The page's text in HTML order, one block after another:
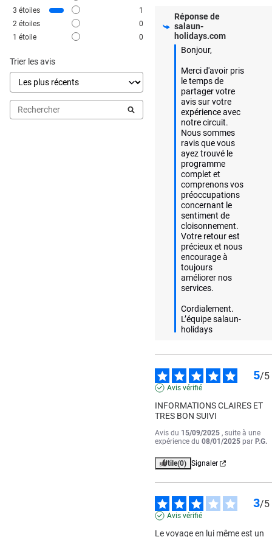
3 étoiles
1
2 étoiles
0
1 étoile 0
Trier les avis
Réponse de
salaun-
holidays.com
Bonjour,
Merci d'avoir pris
le temps de
partager votre
avis sur votre
expérience avec
notre circuit.
Nous sommes
ravis que vous
ayez trouvé le
programme
complet et
comprenons vos
préoccupations
concernant le
sentiment de
cloisonnement.
Votre retour est
précieux et nous
encourage à
toujours
améliorer nos
services.
Cordialement.
L’équipe salaun-
holidays
5/5
Avis vérifié
INFORMATIONS CLAIRES ET
TRES BON SUIVI
Avis du 15/09/2025 , suite à une
expérience du08/01/2025 par P.G.
Utile(0) Signaler
3/5
Avis vérifié
Le voyage en lui même est un